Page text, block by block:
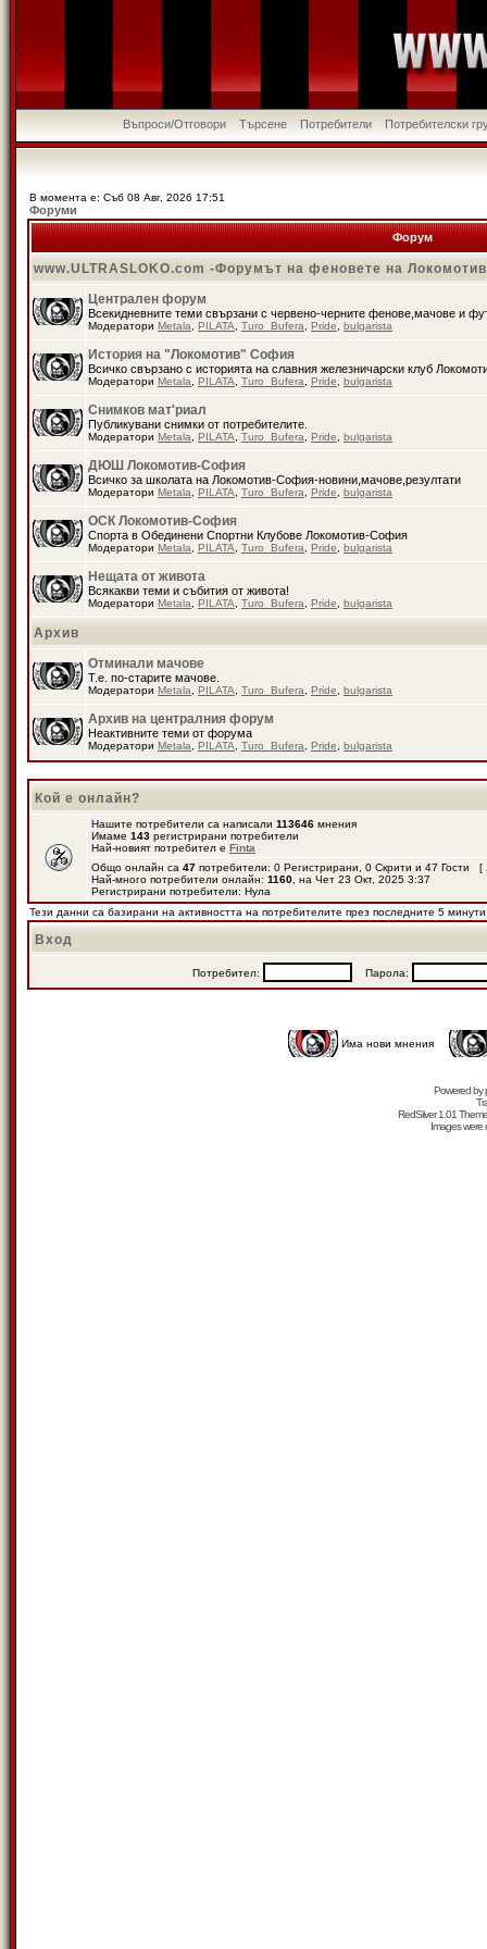
Въпроси/Отговори Търсене Потребители Потребителски
В момента е: Съб 08 Авг, 2026 17:51
Форуми
Форум
www.ULTRASLOKO.com -Форумът на феновете на
Централен форум
Всекидневните теми свързани с червено-черните фенове,мачове и
Модератори Metala PILATA Turo_Bufera Pride bulgarista
История на "Локомотив" София
Всичко свързано с историята на славния железничарски клуб
Модератори Metala PILATA Turo_Bufera Pride bulgarista
Снимков мат'риал
Публикувани снимки от потребителите.
Модератори Metala PILATA Turo_Bufera Pride bulgarista
ДЮШ Локомотив-София
Всичко за школата на Локомотив-София-новини,мачове,резултати
Модератори Metala PILATA Turo_Bufera Pride bulgarista
ОСК Локомотив-София
Спорта в Обединени Спортни Клубове Локомотив-София
Модератори Metala PILATA Turo_Bufera Pride bulgarista
Нещата от живота
Всякакви теми и събития от живота!
Модератори Metala PILATA Turo_Bufera Pride bulgarista
Архив
Отминали мачове
Т.е. по-старите мачове.
Модератори Metala PILATA Turo_Bufera Pride bulgarista
Архив на централния форум
Неактивните теми от форума
Модератори Metala PILATA Turo_Bufera Pride bulgarista
Кой е онлайн?
Нашите потребители са написали 113646 мнения
Имаме 143 регистрирани потребители
Най-новият потребител е Finta
Общо онлайн са 47 потребители: 0 Регистрирани, 0 Скрити и 47 Гости [
Най-много потребители онлайн: 1160 , на Чет 23 Окт, 2025 3:37
Регистрирани потребители: Нула
Тези данни са базирани на активността на потребителите през последните 5 минути
Вход
Потребител: Парола:
Има нови мнения
Powered by
RedSilver 1.01
Images were